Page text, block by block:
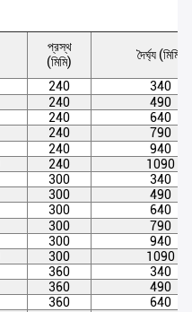
প্রস্থ
(মিমি)
দৈর্ঘ্য (মিমি)
240
340
240
490
240
640
240
790
240
940
240
1090
300
340
300
490
300
640
300
790
300
940
300
1090
360
340
360
490
360
640